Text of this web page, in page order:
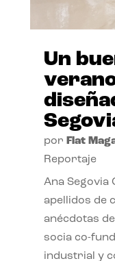
Un
por Flat
Reportaje
Ana Segovia
apellidos de
anécdotas
socia co-
industrial y